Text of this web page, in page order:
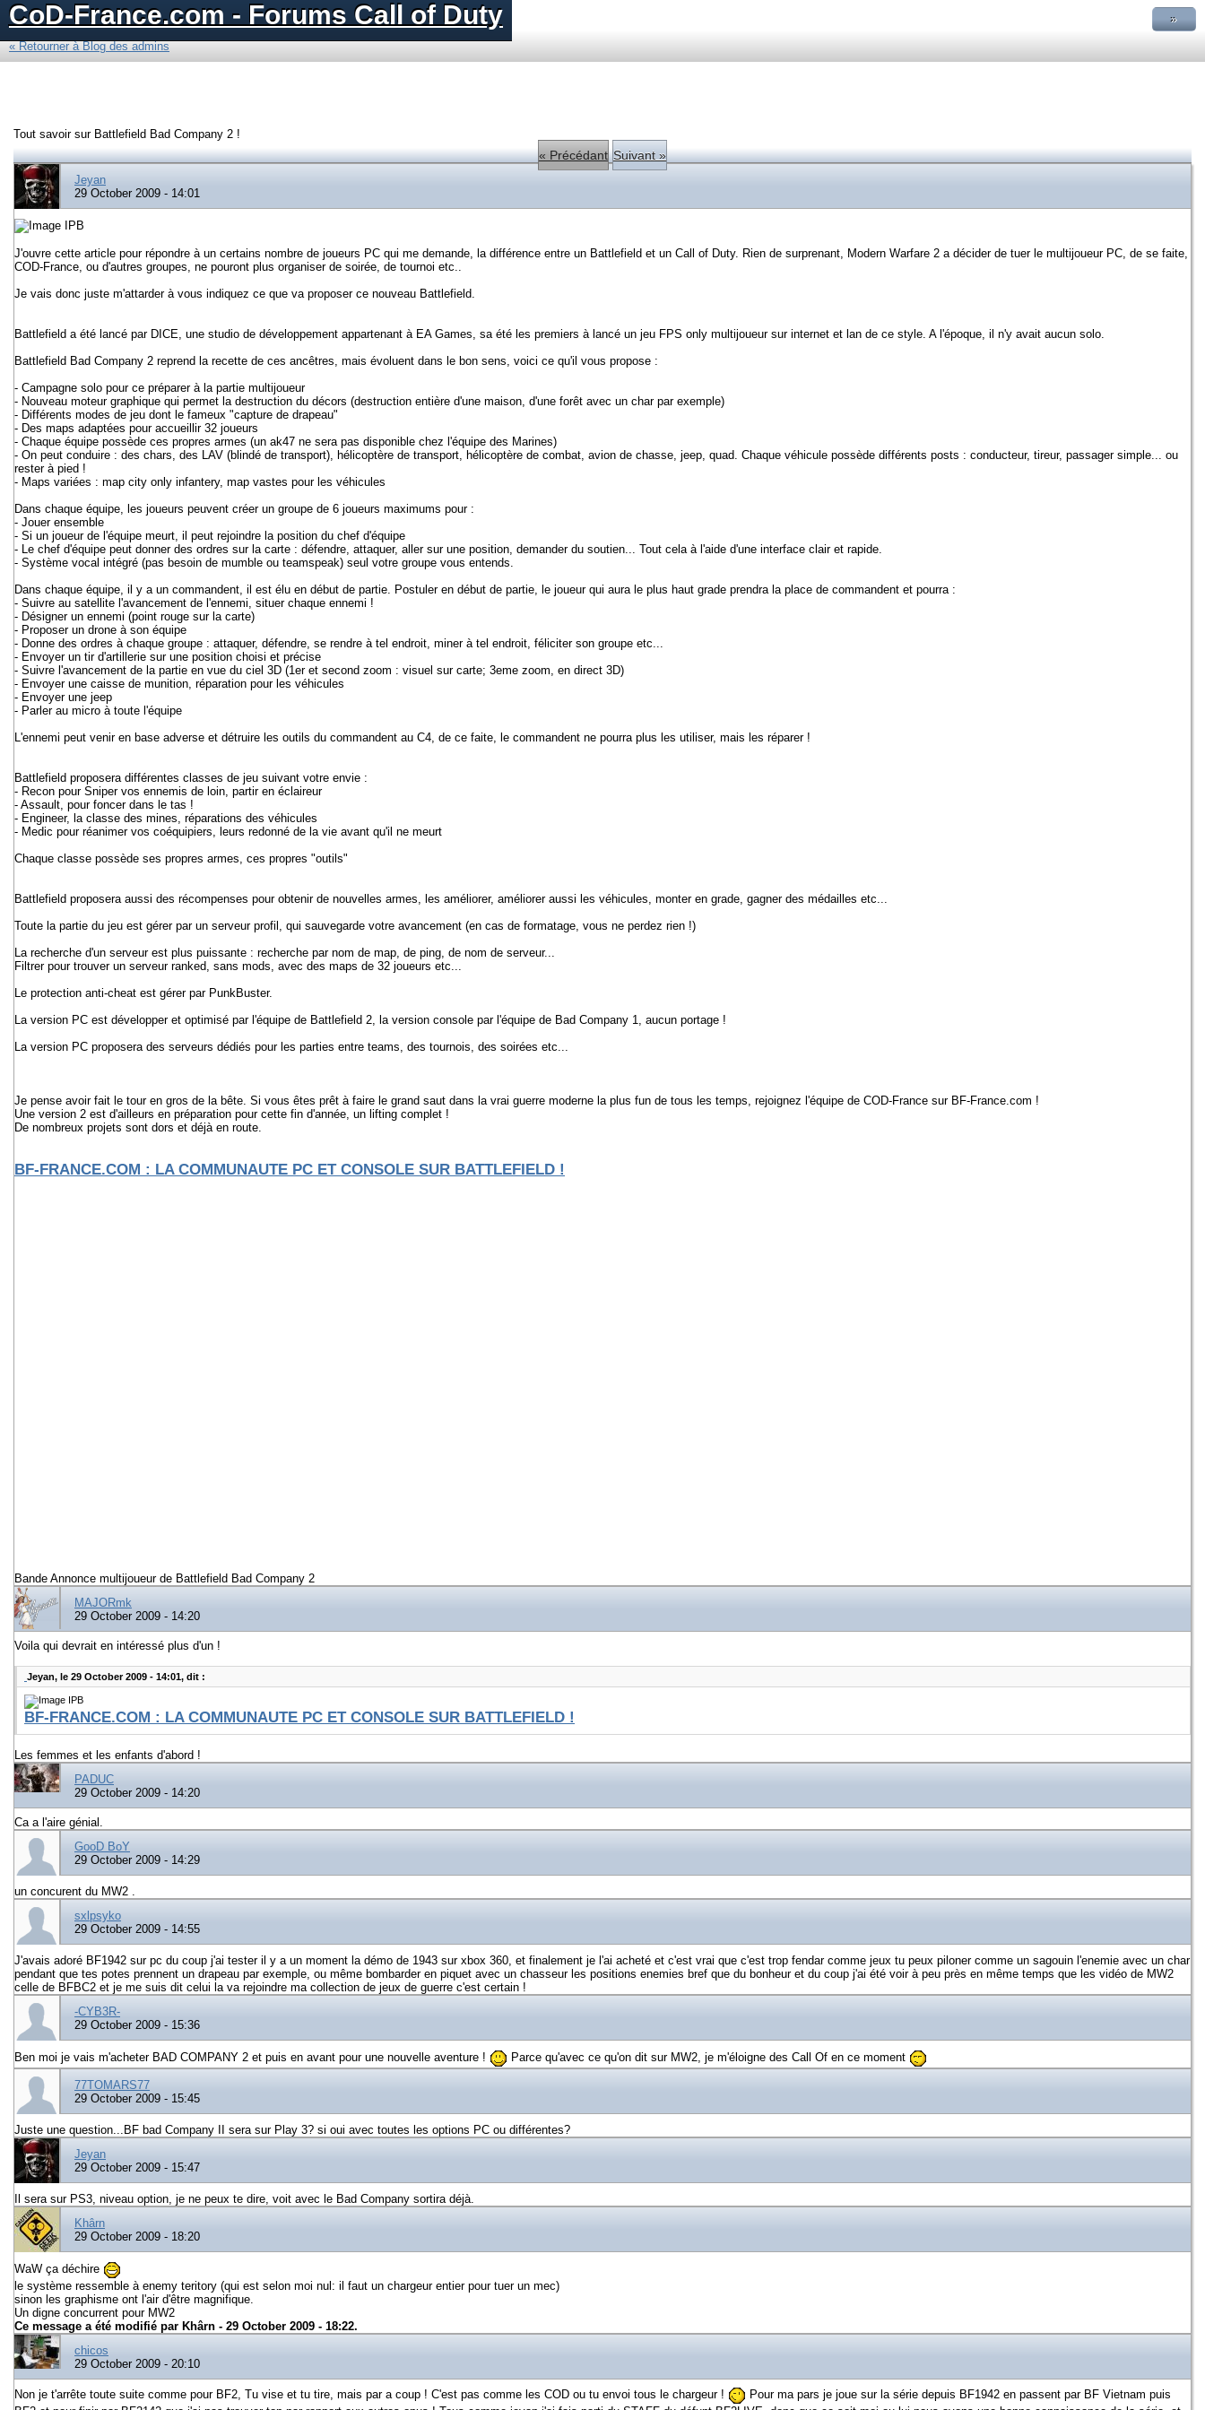
CoD-France.com - Forums Call of Duty
»
« Retourner à Blog des admins
Tout savoir sur Battlefield Bad Company 2 !
« Précédant Suivant »
Jeyan
29 October 2009 - 14:01
J'ouvre cette article pour répondre à un certains nombre de joueurs PC qui me demande, la différence entre un Battlefield et un Call of Duty. Rien de surprenant, Modern Warfare 2 a décider de tuer le multijoueur PC, de se faite,
COD-France, ou d'autres groupes, ne pouront plus organiser de soirée, de tournoi etc..
Je vais donc juste m'attarder à vous indiquez ce que va proposer ce nouveau Battlefield.
Battlefield a été lancé par DICE, une studio de développement appartenant à EA Games, sa été les premiers à lancé un jeu FPS only multijoueur sur internet et lan de ce style. A l'époque, il n'y avait aucun solo.
Battlefield Bad Company 2 reprend la recette de ces ancêtres, mais évoluent dans le bon sens, voici ce qu'il vous propose :
- Campagne solo pour ce préparer à la partie multijoueur
- Nouveau moteur graphique qui permet la destruction du décors (destruction entière d'une maison, d'une forêt avec un char par exemple)
- Différents modes de jeu dont le fameux "capture de drapeau"
- Des maps adaptées pour accueillir 32 joueurs
- Chaque équipe possède ces propres armes (un ak47 ne sera pas disponible chez l'équipe des Marines)
- On peut conduire : des chars, des LAV (blindé de transport), hélicoptère de transport, hélicoptère de combat, avion de chasse, jeep, quad. Chaque véhicule possède différents posts : conducteur, tireur, passager simple... ou
rester à pied !
- Maps variées : map city only infantery, map vastes pour les véhicules
Dans chaque équipe, les joueurs peuvent créer un groupe de 6 joueurs maximums pour :
- Jouer ensemble
- Si un joueur de l'équipe meurt, il peut rejoindre la position du chef d'équipe
- Le chef d'équipe peut donner des ordres sur la carte : défendre, attaquer, aller sur une position, demander du soutien... Tout cela à l'aide d'une interface clair et rapide.
- Système vocal intégré (pas besoin de mumble ou teamspeak) seul votre groupe vous entends.
Dans chaque équipe, il y a un commandent, il est élu en début de partie. Postuler en début de partie, le joueur qui aura le plus haut grade prendra la place de commandent et pourra :
- Suivre au satellite l'avancement de l'ennemi, situer chaque ennemi !
- Désigner un ennemi (point rouge sur la carte)
- Proposer un drone à son équipe
- Donne des ordres à chaque groupe : attaquer, défendre, se rendre à tel endroit, miner à tel endroit, féliciter son groupe etc...
- Envoyer un tir d'artillerie sur une position choisi et précise
- Suivre l'avancement de la partie en vue du ciel 3D (1er et second zoom : visuel sur carte; 3eme zoom, en direct 3D)
- Envoyer une caisse de munition, réparation pour les véhicules
- Envoyer une jeep
- Parler au micro à toute l'équipe
L'ennemi peut venir en base adverse et détruire les outils du commandent au C4, de ce faite, le commandent ne pourra plus les utiliser, mais les réparer !
Battlefield proposera différentes classes de jeu suivant votre envie :
- Recon pour Sniper vos ennemis de loin, partir en éclaireur
- Assault, pour foncer dans le tas !
- Engineer, la classe des mines, réparations des véhicules
- Medic pour réanimer vos coéquipiers, leurs redonné de la vie avant qu'il ne meurt
Chaque classe possède ses propres armes, ces propres "outils"
Battlefield proposera aussi des récompenses pour obtenir de nouvelles armes, les améliorer, améliorer aussi les véhicules, monter en grade, gagner des médailles etc...
Toute la partie du jeu est gérer par un serveur profil, qui sauvegarde votre avancement (en cas de formatage, vous ne perdez rien !)
La recherche d'un serveur est plus puissante : recherche par nom de map, de ping, de nom de serveur...
Filtrer pour trouver un serveur ranked, sans mods, avec des maps de 32 joueurs etc...
Le protection anti-cheat est gérer par PunkBuster.
La version PC est développer et optimisé par l'équipe de Battlefield 2, la version console par l'équipe de Bad Company 1, aucun portage !
La version PC proposera des serveurs dédiés pour les parties entre teams, des tournois, des soirées etc...
Je pense avoir fait le tour en gros de la bête. Si vous êtes prêt à faire le grand saut dans la vrai guerre moderne la plus fun de tous les temps, rejoignez l'équipe de COD-France sur BF-France.com !
Une version 2 est d'ailleurs en préparation pour cette fin d'année, un lifting complet !
De nombreux projets sont dors et déjà en route.
BF-FRANCE.COM : LA COMMUNAUTE PC ET CONSOLE SUR BATTLEFIELD !
Bande Annonce multijoueur de Battlefield Bad Company 2
MAJORmk
29 October 2009 - 14:20
Voila qui devrait en intéressé plus d'un !
Jeyan, le 29 October 2009 - 14:01, dit :
BF-FRANCE.COM : LA COMMUNAUTE PC ET CONSOLE SUR BATTLEFIELD !
Les femmes et les enfants d'abord !
PADUC
29 October 2009 - 14:20
Ca a l'aire génial.
GooD BoY
29 October 2009 - 14:29
un concurent du MW2 .
sxlpsyko
29 October 2009 - 14:55
J'avais adoré BF1942 sur pc du coup j'ai tester il y a un moment la démo de 1943 sur xbox 360, et finalement je l'ai acheté et c'est vrai que c'est trop fendar comme jeux tu peux piloner comme un sagouin l'enemie avec un char
pendant que tes potes prennent un drapeau par exemple, ou même bombarder en piquet avec un chasseur les positions enemies bref que du bonheur et du coup j'ai été voir à peu près en même temps que les vidéo de MW2
celle de BFBC2 et je me suis dit celui la va rejoindre ma collection de jeux de guerre c'est certain !
-CYB3R-
29 October 2009 - 15:36
Ben moi je vais m'acheter BAD COMPANY 2 et puis en avant pour une nouvelle aventure ! Parce qu'avec ce qu'on dit sur MW2, je m'éloigne des Call Of en ce moment
77TOMARS77
29 October 2009 - 15:45
Juste une question...BF bad Company II sera sur Play 3? si oui avec toutes les options PC ou différentes?
Jeyan
29 October 2009 - 15:47
Il sera sur PS3, niveau option, je ne peux te dire, voit avec le Bad Company sortira déjà.
Khârn
29 October 2009 - 18:20
WaW ça déchire
le système ressemble à enemy teritory (qui est selon moi nul: il faut un chargeur entier pour tuer un mec)
sinon les graphisme ont l'air d'être magnifique.
Un digne concurrent pour MW2
Ce message a été modifié par Khârn - 29 October 2009 - 18:22.
chicos
29 October 2009 - 20:10
Non je t'arrête toute suite comme pour BF2, Tu vise et tu tire, mais par a coup ! C'est pas comme les COD ou tu envoi tous le chargeur !
Pour ma pars je joue sur la série depuis BF1942 en passent par BF Vietnam puis